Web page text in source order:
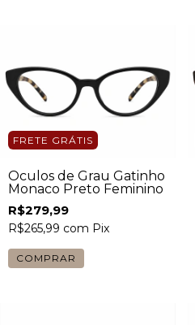
FRETE GRÁTIS
Óculos de Grau Gatinho
Monaco Preto Feminino
R$279,99
R$265,99 com Pix